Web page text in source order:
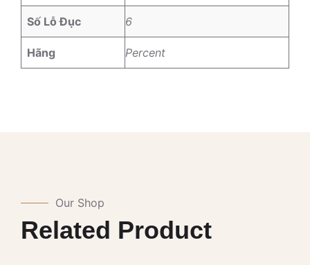
Số Lỗ Đục 6
Hãng Percent
Our Shop
Related Product